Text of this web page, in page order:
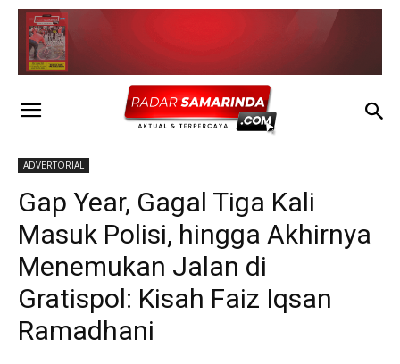
ADVERTORIAL
Gap Year, Gagal Tiga Kali
Masuk Polisi, hingga Akhirnya
Menemukan Jalan di
Gratispol: Kisah Faiz Iqsan
Ramadhani